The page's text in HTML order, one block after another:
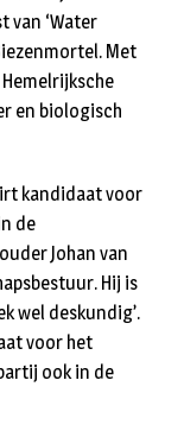
van ‘Water
Met
en biologisch
kandidaat voor
de
Johan van
Hij is
wel deskundig’.
voor het
ook in de